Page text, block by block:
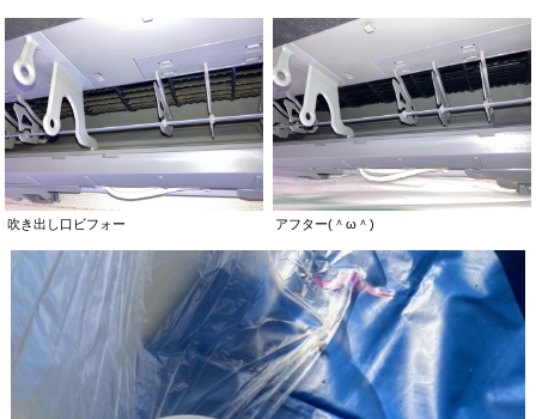
吹き出し口ビフォー アフター(＾ω＾)